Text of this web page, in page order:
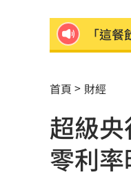
「這
台股暴
Q2獲
宏福苑
首頁 財經
超級
零利率